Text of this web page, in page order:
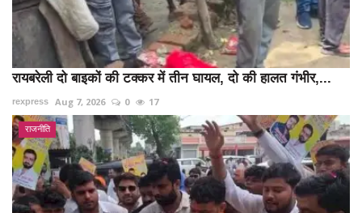
रायबरेली दो बाइकों की टक्कर में तीन घायल, दो की हालत गंभीर,...
rexpress Aug 7, 2026 0 17
राजनीति